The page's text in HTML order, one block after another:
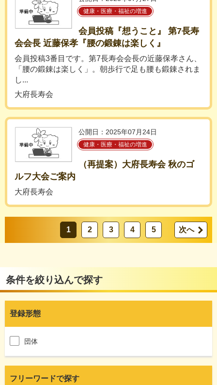
健康・医療・福祉の増進
会員投稿『想うこと』 第7長寿
会会長 近藤保孝『腰の鍛錬は楽しく』
会員投稿3番目です。第7長寿会会長の近藤保孝さん、
「腰の鍛錬は楽しく」。朝歩行で足も腰も鍛錬されま
し...
大府長寿会
公開日：2025年07月24日
健康・医療・福祉の増進
（再提案）大府長寿会 秋のゴ
ルフ大会ご案内
大府長寿会
1 2 3 4 5 次へ
条件を絞り込んで探す
登録形態
団体
フリーワードで探す